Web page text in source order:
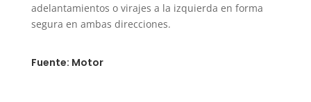
adelantamientos o virajes a la izquierda en forma
segura en ambas direcciones.
Fuente: Motor